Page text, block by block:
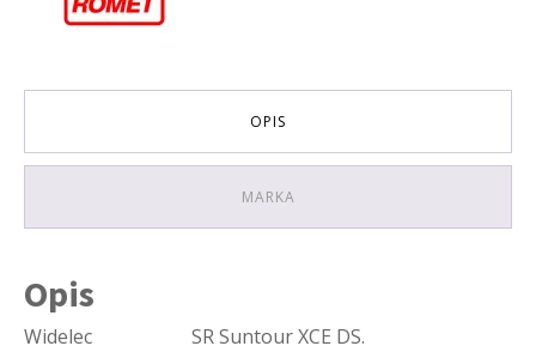
OPIS
MARKA
Opis
Widelec
SR Suntour XCE DS.